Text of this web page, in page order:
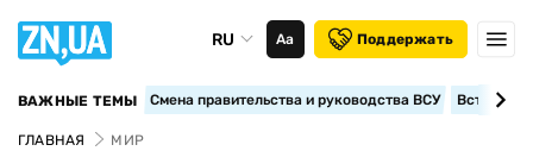
RU Аа Поддержать
ВАЖНЫЕ ТЕМЫ Смена правительства и руководства ВСУ
ГЛАВНАЯ МИР